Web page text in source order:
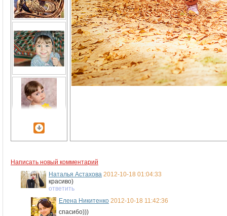
Написать новый комментарий
Наталья Астахова 2012-10-18 01:04:33
красиво)
ответить
Елена Никитенко 2012-10-18 11:42:36
спасибо)))